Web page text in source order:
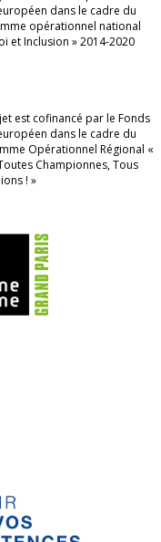
dans le cadre du
opérationnel national
et Inclusion » 2014-2020
est cofinancé par le Fonds
dans le cadre du
Opérationnel Régional «
Championnes, Tous
! »